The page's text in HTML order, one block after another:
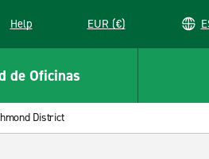
Help EUR (€)
de Oficinas
District